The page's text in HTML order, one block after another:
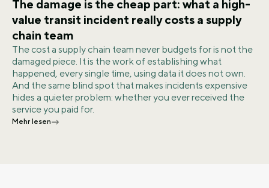
The damage is the cheap part: what a high-
value transit incident really costs a supply
chain team
The cost a supply chain team never budgets for is not the
damaged piece. It is the work of establishing what
happened, every single time, using data it does not own.
And the same blind spot that makes incidents expensive
hides a quieter problem: whether you ever received the
service you paid for.
Mehr lesen